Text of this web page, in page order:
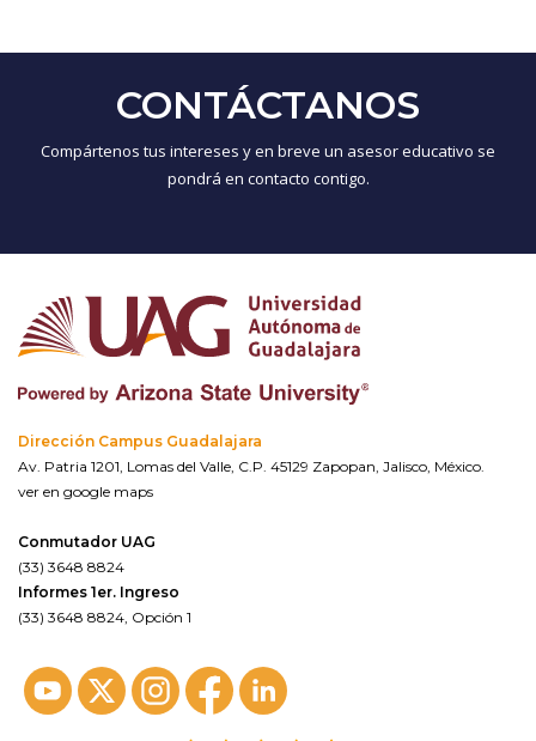
CONTÁCTANOS
Compártenos tus intereses y en breve un asesor educativo se
pondrá en contacto contigo.
Dirección Campus Guadalajara
Av. Patria 1201, Lomas del Valle, C.P. 45129 Zapopan, Jalisco, México.
ver en google maps
Conmutador UAG
(33) 3648 8824
Informes 1er. Ingreso
(33) 3648 8824, Opción 1